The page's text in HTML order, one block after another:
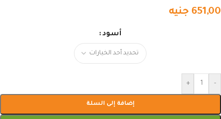
651,00 جنيه
أسود
-
+
إضافة إلى السلة